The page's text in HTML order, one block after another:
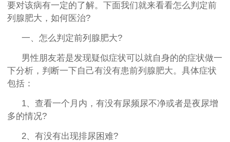
要对该病有一定的了解。下面我们就来看看怎么判定前
列腺肥大，如何医治?
一、怎么判定前列腺肥大?
男性朋友若是发现疑似症状可以就自身的的症状做一
下分析，判断一下自己有没有患前列腺肥大。具体症状
包括：
1、查看一个月内，有没有尿频尿不净或者是夜尿增
多的情况?
2、有没有出现排尿困难?